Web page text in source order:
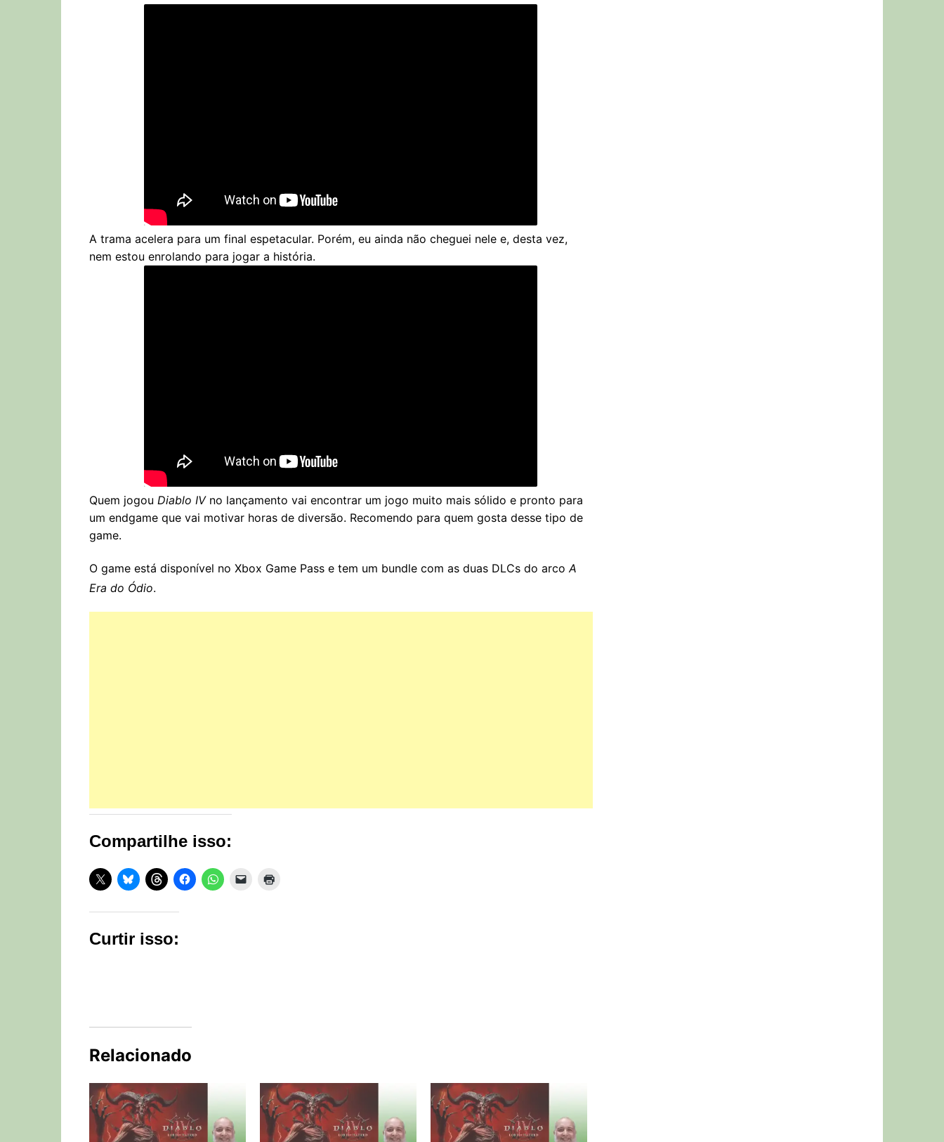
A trama acelera para um final espetacular. Porém, eu ainda não cheguei nele e, desta vez,
nem estou enrolando para jogar a história.
Quem jogou Diablo IVno lançamento vai encontrar um jogo muito mais sólido e pronto para
um endgame que vai motivar horas de diversão. Recomendo para quem gosta desse tipo de
game.
O game está disponível no Xbox Game Pass e tem um bundle com as duas DLCs do arcoA
Era do Ódio.
Compartilhe isso:
Curtir isso:
Relacionado